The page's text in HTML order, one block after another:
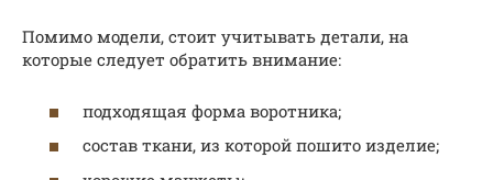
Помимо модели, стоит учитывать детали, на
которые следует обратить внимание:
подходящая форма воротника;
состав ткани, из которой пошито изделие;